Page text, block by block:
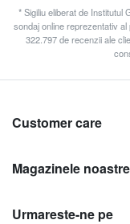
* Sigiliu eliberat de Institutul
sondaj online reprezentativ
322.797 de recenzii ale
Customer care
Magazinele
Urmareste-ne pe